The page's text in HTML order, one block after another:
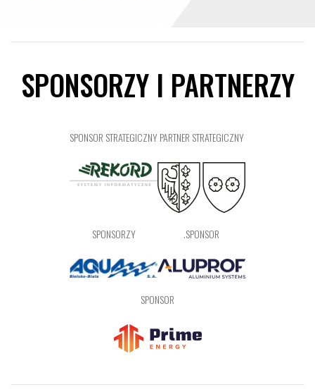
SPONSORZY I PARTNERZY
SPONSOR STRATEGICZNYPARTNER STRATEGICZNY
SPONSORZY .SPONSOR
SPONSOR